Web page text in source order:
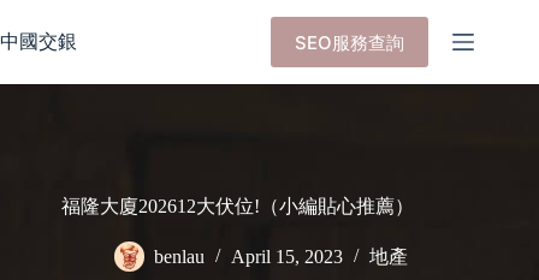
to
content
中國交銀 SEO服務查詢
福隆大廈202612大伏位!（小編貼心推薦）
benlau April 15, 2023 地產